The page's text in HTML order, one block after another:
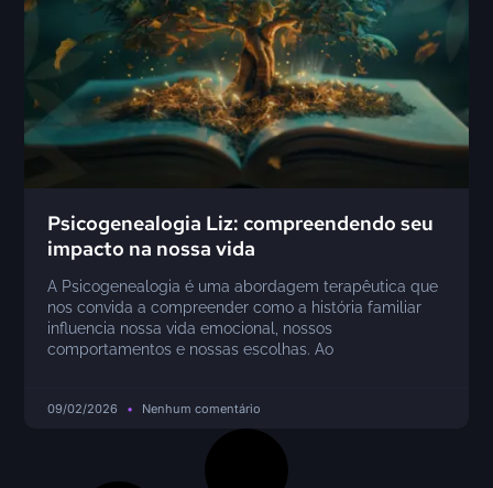
Psicogenealogia Liz: compreendendo seu
impacto na nossa vida
A Psicogenealogia é uma abordagem terapêutica que
nos convida a compreender como a história familiar
influencia nossa vida emocional, nossos
comportamentos e nossas escolhas. Ao
09/02/2026 Nenhum comentário